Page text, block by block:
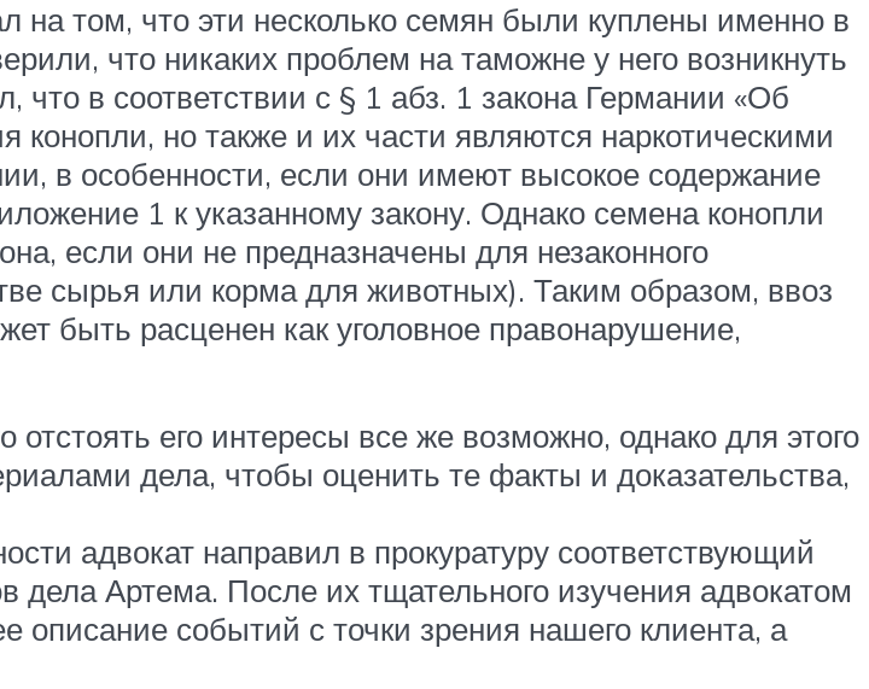
на том, что эти несколько семян были куплены именно в
что никаких проблем на таможне у него возникнуть
в соответствии с § 1 абз. 1 закона Германии «Об
конопли, но также и их части являются наркотическими
в особенности, если они имеют высокое содержание
1 к указанному закону. Однако семена конопли
если они не предназначены для незаконного
сырья или корма для животных). Таким образом, ввоз
быть расценен как уголовное правонарушение,
его интересы все же возможно, однако для этого
дела, чтобы оценить те факты и доказательства,
адвокат направил в прокуратуру соответствующий
дела Артема. После их тщательного изучения адвокатом
событий с точки зрения нашего клиента, а